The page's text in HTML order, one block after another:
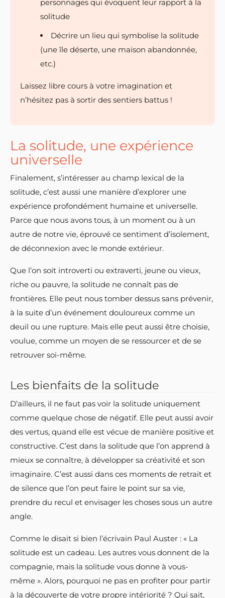
personnages qui évoquent leur rapport à la
solitude
Décrire un lieu qui symbolise la solitude
(une île déserte, une maison abandonnée,
etc.)
Laissez libre cours à votre imagination et
n’hésitez pas à sortir des sentiers battus !
La solitude, une expérience
universelle
Finalement, s’intéresser au champ lexical de la
solitude, c’est aussi une manière d’explorer une
expérience profondément humaine et universelle.
Parce que nous avons tous, à un moment ou à un
autre de notre vie, éprouvé ce sentiment d’isolement,
de déconnexion avec le monde extérieur.
Que l’on soit introverti ou extraverti, jeune ou vieux,
riche ou pauvre, la solitude ne connaît pas de
frontières. Elle peut nous tomber dessus sans prévenir,
à la suite d’un événement douloureux comme un
deuil ou une rupture. Mais elle peut aussi être choisie,
voulue, comme un moyen de se ressourcer et de se
retrouver soi-même.
Les bienfaits de la solitude
D’ailleurs, il ne faut pas voir la solitude uniquement
comme quelque chose de négatif. Elle peut aussi avoir
des vertus, quand elle est vécue de manière positive et
constructive. C’est dans la solitude que l’on apprend à
mieux se connaître, à développer sa créativité et son
imaginaire. C’est aussi dans ces moments de retrait et
de silence que l’on peut faire le point sur sa vie,
prendre du recul et envisager les choses sous un autre
angle.
Comme le disait si bien l’écrivain Paul Auster : « La
solitude est un cadeau. Les autres vous donnent de la
compagnie, mais la solitude vous donne à vous-
même ». Alors, pourquoi ne pas en profiter pour partir
à la découverte de votre propre intériorité ? Qui sait,